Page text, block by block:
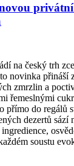
na český trh
novinka přináší
zmrzlin a
řemeslnými
přímo do regálů
dezertů sází
soustu